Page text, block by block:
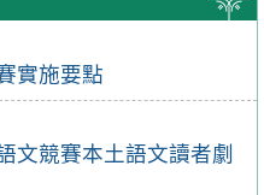
實施要點
文競賽本土語文讀者劇